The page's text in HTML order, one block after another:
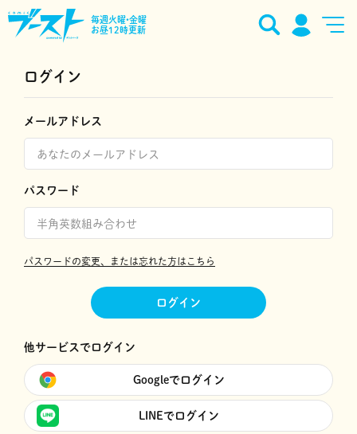
毎週火曜•金曜
お昼12時更新
ログイン
メールアドレス
パスワード
パスワードの変更、または忘れた方はこちら
ログイン
他サービスでログイン
Googleでログイン
LINEでログイン